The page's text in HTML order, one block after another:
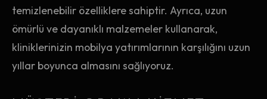
temizlenebilir özelliklere sahiptir. Ayrıca, uzun
ömürlü ve dayanıklı malzemeler kullanarak,
kliniklerinizin mobilya yatırımlarının karşılığını uzun
yıllar boyunca almasını sağlıyoruz.